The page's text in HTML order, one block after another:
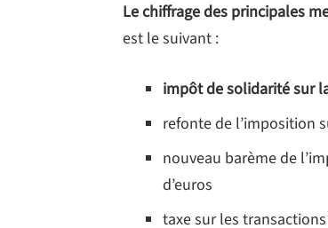
Le chiffrage des principales
est le suivant :
impôt de solidarité sur
refonte de l’imposition
nouveau barème de
d’euros
taxe sur les